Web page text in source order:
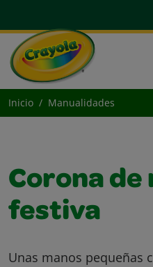
Inicio Manualidades
Corona de
festiva
Unas manos pequeñas